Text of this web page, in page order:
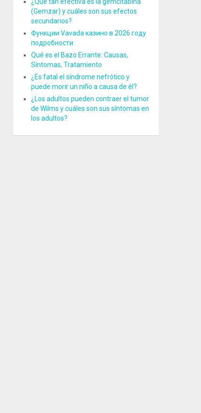
(Gemzar) y cuáles son sus efectos
secundarios?
Функции Vavada казино в 2026 году
подробности
Qué es el Bazo Errante: Causas,
Síntomas, Tratamiento
¿Es fatal el síndrome nefrótico y
puede morir un niño a causa de él?
¿Los adultos pueden contraer el tumor
de Wilms y cuáles son sus síntomas en
los adultos?